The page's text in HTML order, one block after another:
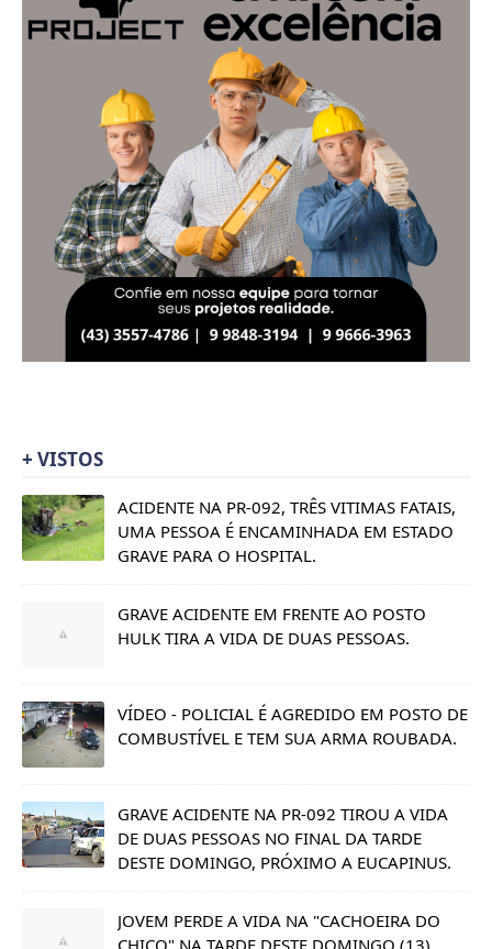
+ VISTOS
ACIDENTE NA PR-092, TRÊS VITIMAS FATAIS,
UMA PESSOA É ENCAMINHADA EM ESTADO
GRAVE PARA O HOSPITAL.
GRAVE ACIDENTE EM FRENTE AO POSTO
HULK TIRA A VIDA DE DUAS PESSOAS.
VÍDEO - POLICIAL É AGREDIDO EM POSTO DE
COMBUSTÍVEL E TEM SUA ARMA ROUBADA.
GRAVE ACIDENTE NA PR-092 TIROU A VIDA
DE DUAS PESSOAS NO FINAL DA TARDE
DESTE DOMINGO, PRÓXIMO A EUCAPINUS.
JOVEM PERDE A VIDA NA "CACHOEIRA DO
CHICO" NA TARDE DESTE DOMINGO (13).